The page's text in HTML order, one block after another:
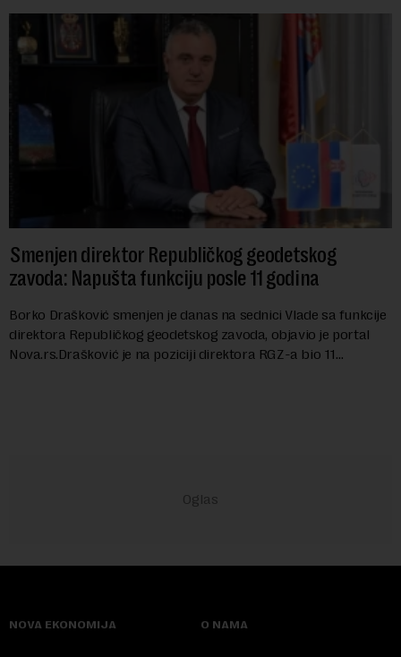
Smenjen direktor Republičkog geodetskog
zavoda: Napušta funkciju posle 11 godina
Borko Drašković smenjen je danas na sednici Vlade sa funkcije
direktora Republičkog geodetskog zavoda, objavio je portal
Nova.rs.Drašković je na poziciji direktora RGZ-a bio 11
NOVA EKONOMIJA O NAMA